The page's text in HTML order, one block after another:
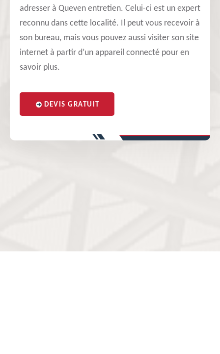
adresser à Queven entretien. Celui-ci est un expert
reconnu dans cette localité. Il peut vous recevoir à
son bureau, mais vous pouvez aussi visiter son site
internet à partir d’un appareil connecté pour en
savoir plus.
DEVIS GRATUIT